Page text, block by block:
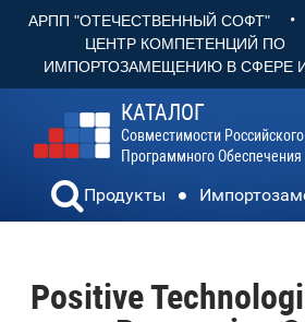
АРПП "ОТЕЧЕСТВЕННЫЙ СОФТ" •
ЦЕНТР КОМПЕТЕНЦИЙ ПО
ИМПОРТОЗАМЕЩЕНИЮ В СФЕРЕ
КАТАЛОГ
Совместимости Российского
Программного Обеспечения
Продукты
Positive